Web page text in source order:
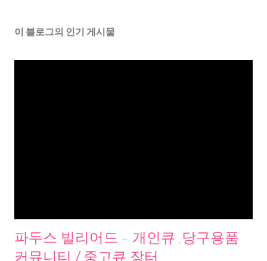
이 블로그의 인기 게시물
파두스 빌리어드 - 개인큐 ,당구용품
커뮤니티 / 중고큐 장터